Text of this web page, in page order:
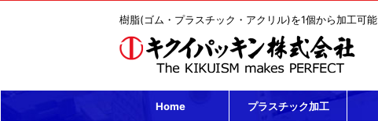
樹脂(ゴム・プラスチック・アクリル)を1個から加工可能
Home プラスチック加工